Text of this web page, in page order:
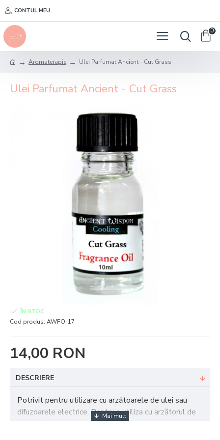
CONTUL MEU
0
Aromaterapie Ulei Parfumat Ancient - Cut Grass
Ulei Parfumat Ancient - Cut Grass
14,00 RON
ÎN STOC
Cod produs: AWFO-17
DESCRIERE
Potrivit pentru utilizare cu arzătoarele de ulei sau
difuzoarele electrice. Pentru a utiliza cu arzătorul de
ulei, adăugați 2-3 picături de ulei parfumat la 10 ml de